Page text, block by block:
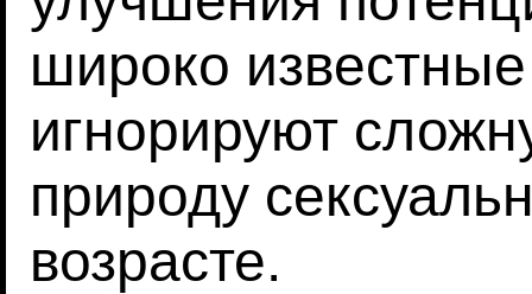
широко
игнорируют
природу
возрасте.